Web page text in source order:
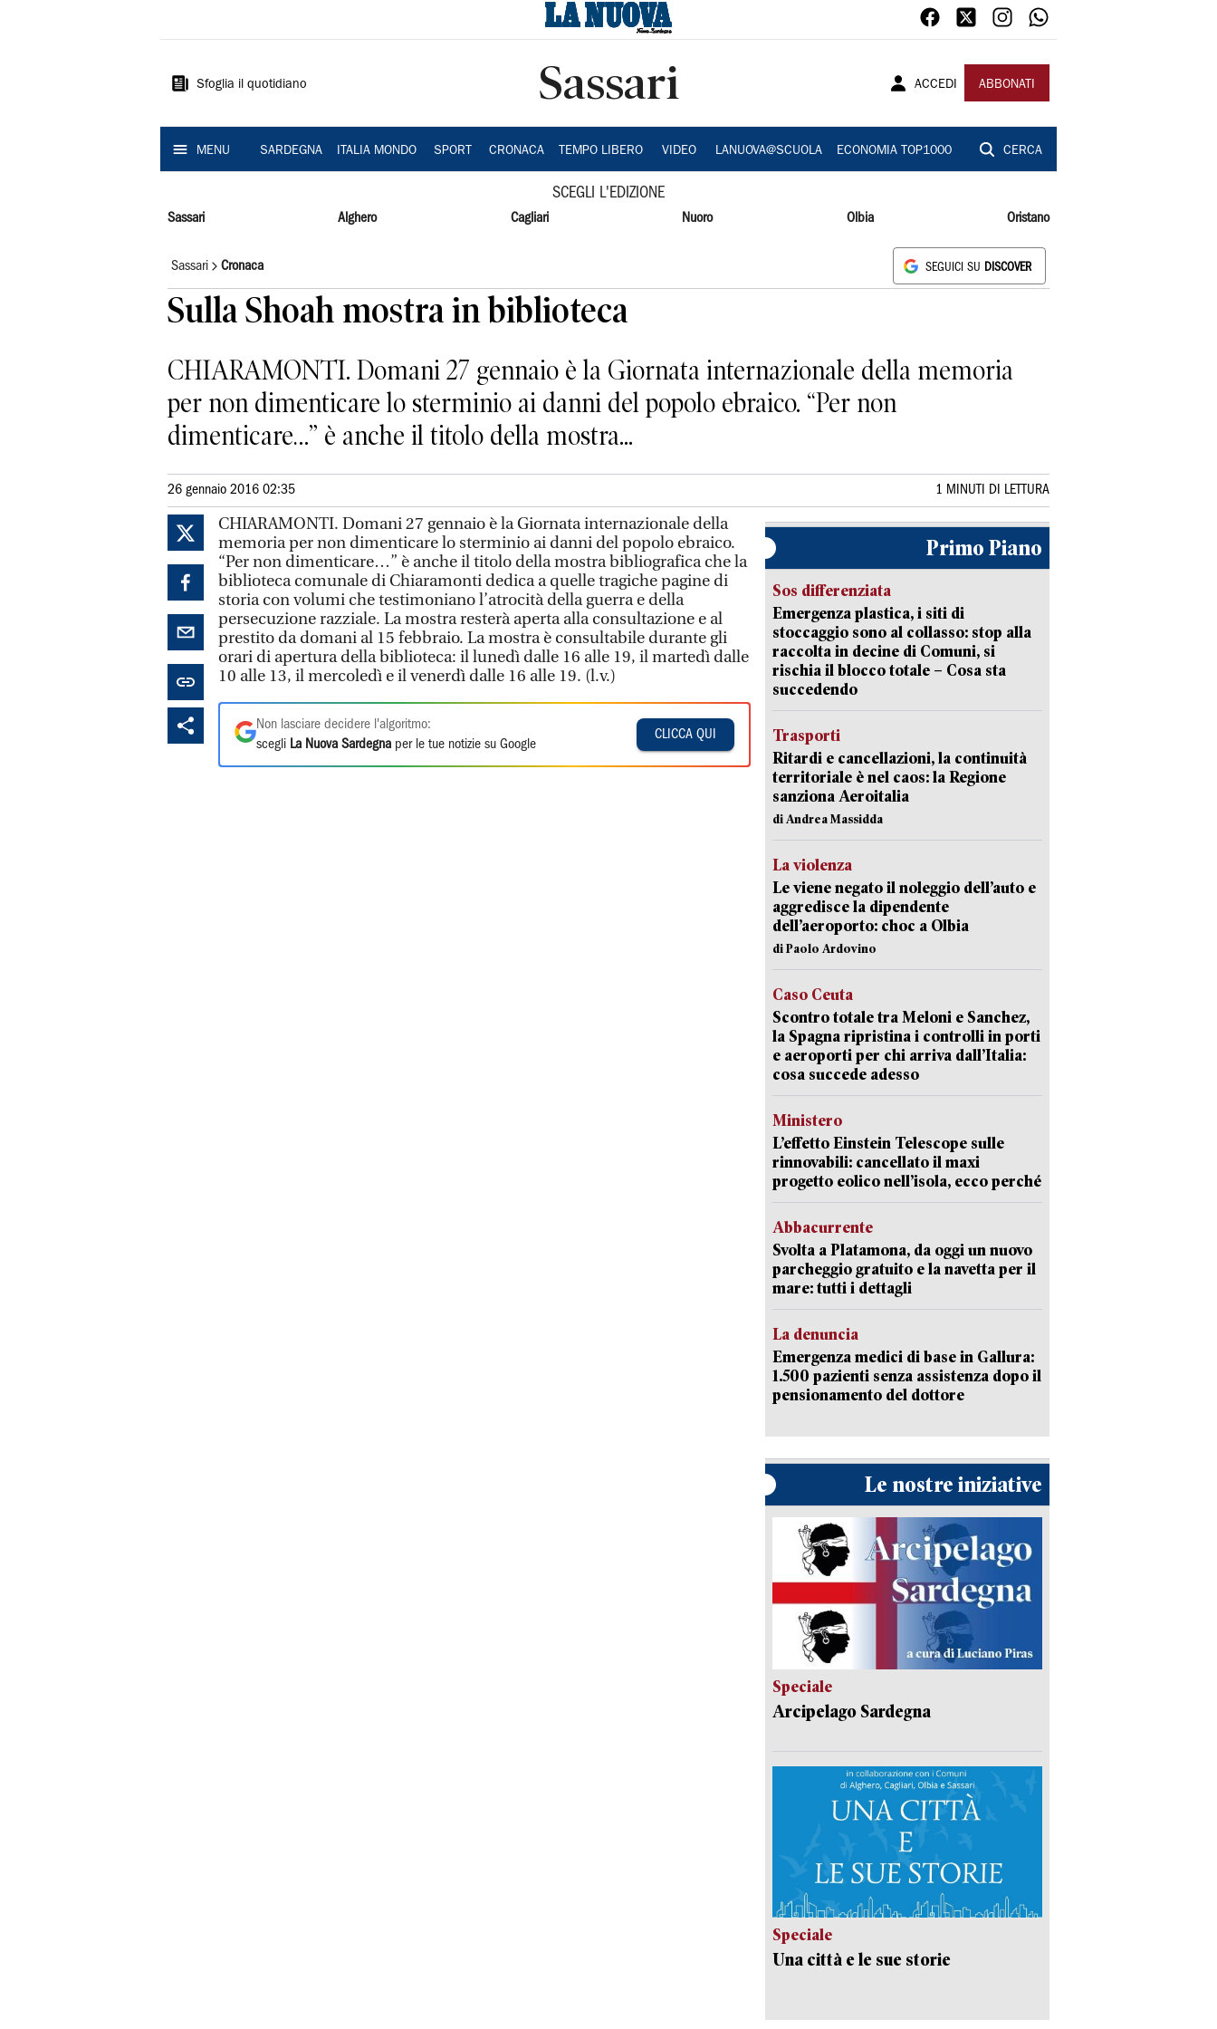
Sardegna
Sfoglia il quotidiano Sassari ACCEDI ABBONATI
MENU SARDEGNA ITALIA MONDO SPORT CRONACA TEMPO LIBERO VIDEO LANUOVA@SCUOLA ECONOMIA TOP1000 CERCA
SCEGLI L'EDIZIONE
Sassari Alghero Cagliari Nuoro Olbia Oristano
Sassari Cronaca SEGUICI SU DISCOVER
Sulla Shoah mostra in biblioteca
CHIARAMONTI. Domani 27 gennaio è la Giornata internazionale della memoria
per non dimenticare lo sterminio ai danni del popolo ebraico. “Per non
dimenticare…” è anche il titolo della mostra...
26 gennaio 2016 02:35 1 MINUTI DI LETTURA
CHIARAMONTI. Domani 27 gennaio è la Giornata internazionale della
memoria per non dimenticare lo sterminio ai danni del popolo ebraico.
“Per non dimenticare…” è anche il titolo della mostra bibliografica che la
biblioteca comunale di Chiaramonti dedica a quelle tragiche pagine di
storia con volumi che testimoniano l’atrocità della guerra e della
persecuzione razziale. La mostra resterà aperta alla consultazione e al
prestito da domani al 15 febbraio. La mostra è consultabile durante gli
orari di apertura della biblioteca: il lunedì dalle 16 alle 19, il martedì dalle
10 alle 13, il mercoledì e il venerdì dalle 16 alle 19. (l.v.)
Non lasciare decidere l'algoritmo:
scegli La Nuova Sardegna per le tue notizie su Google
CLICCA QUI
Primo Piano
Sos differenziata
Emergenza plastica, i siti di
stoccaggio sono al collasso: stop alla
raccolta in decine di Comuni, si
rischia il blocco totale – Cosa sta
succedendo
Trasporti
Ritardi e cancellazioni, la continuità
territoriale è nel caos: la Regione
sanziona Aeroitalia
di Andrea Massidda
La violenza
Le viene negato il noleggio dell’auto e
aggredisce la dipendente
dell’aeroporto: choc a Olbia
di Paolo Ardovino
Caso Ceuta
Scontro totale tra Meloni e Sanchez,
la Spagna ripristina i controlli in porti
e aeroporti per chi arriva dall’Italia:
cosa succede adesso
Ministero
L’effetto Einstein Telescope sulle
rinnovabili: cancellato il maxi
progetto eolico nell’isola, ecco perché
Abbacurrente
Svolta a Platamona, da oggi un nuovo
parcheggio gratuito e la navetta per il
mare: tutti i dettagli
La denuncia
Emergenza medici di base in Gallura:
1.500 pazienti senza assistenza dopo il
pensionamento del dottore
Le nostre iniziative
Speciale
Arcipelago Sardegna
Speciale
Una città e le sue storie